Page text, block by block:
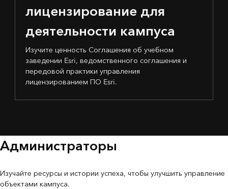
лицензирование для
деятельности кампуса
Изучите ценность Соглашения об учебном
заведении Esri, ведомственного соглашения и
передовой практики управления
лицензированием ПО Esri.
Администраторы
Изучайте ресурсы и истории успеха, чтобы улучшить управление
объектами кампуса.